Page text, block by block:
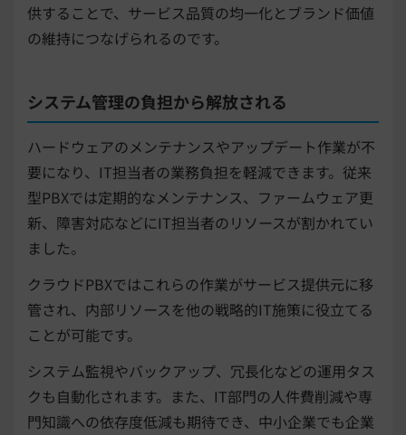
供することで、サービス品質の均一化とブランド価値
の維持につなげられるのです。
システム管理の負担から解放される
ハードウェアのメンテナンスやアップデート作業が不
要になり、IT担当者の業務負担を軽減できます。従来
型PBXでは定期的なメンテナンス、ファームウェア更
新、障害対応などにIT担当者のリソースが割かれてい
ました。
クラウドPBXではこれらの作業がサービス提供元に移
管され、内部リソースを他の戦略的IT施策に役立てる
ことが可能です。
システム監視やバックアップ、冗長化などの運用タス
クも自動化されます。また、IT部門の人件費削減や専
門知識への依存度低減も期待でき、中小企業でも企業